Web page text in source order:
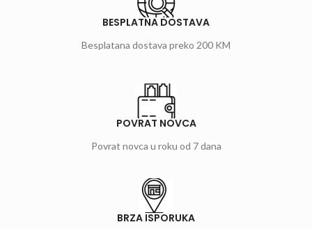
BESPLATNA DOSTAVA
Besplatana dostava preko 200 KM
POVRAT NOVCA
Povrat novca u roku od 7 dana
BRZA ISPORUKA